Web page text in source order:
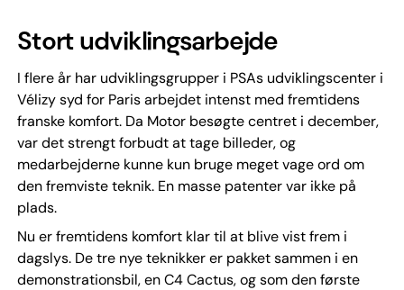
Stort udviklingsarbejde
I flere år har udviklingsgrupper i PSAs udviklingscenter i
Vélizy syd for Paris arbejdet intenst med fremtidens
franske komfort. Da Motor besøgte centret i december,
var det strengt forbudt at tage billeder, og
medarbejderne kunne kun bruge meget vage ord om
den fremviste teknik. En masse patenter var ikke på
plads.
Nu er fremtidens komfort klar til at blive vist frem i
dagslys. De tre nye teknikker er pakket sammen i en
demonstrationsbil, en C4 Cactus, og som den første